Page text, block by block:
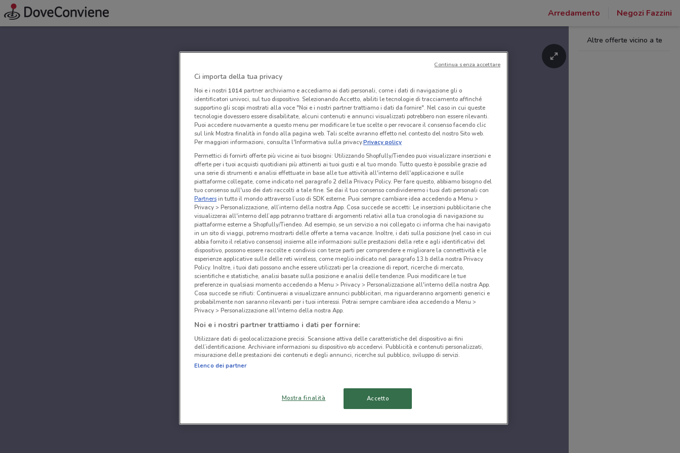
Arredamento Negozi Fazzini
Altre offerte vicino a te
Ci importa della tua privacy
Noi e i nostri 1014partner archiviamo e accediamo ai dati personali, come i dati di navigazione gli o
identificatori univoci, sul tuo dispositivo. Selezionando Accetto, abiliti le tecnologie di tracciamento affinché
supportino gli scopi mostrati alla voce "Noi e i nostri partner trattiamo i dati da fornire". Nel caso in cui queste
tecnologie dovessero essere disabilitate, alcuni contenuti e annunci visualizzati potrebbero non essere rilevanti.
Puoi accedere nuovamente a questo menu per modificare le tue scelte o per revocare il consenso facendo clic
sul link Mostra finalità in fondo alla pagina web. Tali scelte avranno effetto nel contesto del nostro Sito web.
Per maggiori informazioni, consulta l'Informativa sulla privacy.Privacy policy
Permettici di fornirti offerte più vicine ai tuoi bisogni: Utilizzando Shopfully/Tiendeo puoi visualizzare inserzioni e
offerte per i tuoi acquisti quotidiani più attinenti ai tuoi gusti e al tuo mondo. Tutto questo è possibile grazie ad
una serie di strumenti e analisi effettuate in base alle tue attività all'interno dell'applicazione e sulle
piattaforme collegate, come indicato nel paragrafo 2 della Privacy Policy. Per fare questo, abbiamo bisogno del
tuo consenso sull'uso dei dati raccolti a tale fine. Se dai il tuo consenso condivideremo i tuoi dati personali con
Partnersin tutto il mondo attraverso l’uso di SDK esterne. Puoi sempre cambiare idea accedendo a Menu >
Privacy > Personalizzazione, all’interno della nostra App. Cosa succede se accetti: Le inserzioni pubblicitarie che
visualizzerai all'interno dell’app potranno trattare di argomenti relativi alla tua cronologia di navigazione su
piattaforme esterne a Shopfully/Tiendeo. Ad esempio, se un servizio a noi collegato ci informa che hai navigato
in un sito di viaggi, potremo mostrarti delle offerte a tema vacanze. Inoltre, i dati sulla posizione (nel caso in cui
abbia fornito il relativo consenso) insieme alle informazioni sulle prestazioni della rete e agli identificativi del
dispositivo, possono essere raccolte e condivisi con terze parti per comprendere e migliorare la connettività e le
esperienze applicative sulle delle reti wireless, come meglio indicato nel paragrafo 13.b della nostra Privacy
Policy. Inoltre, i tuoi dati possono anche essere utilizzati per la creazione di report, ricerche di mercato,
scientifiche e statistiche, analisi basate sulla posizione e analisi delle tendenze. Puoi modificare le tue
preferenze in qualsiasi momento accedendo a Menu > Privacy > Personalizzazione all'interno della nostra App.
Cosa succede se rifiuti: Continuerai a visualizzare annunci pubblicitari, ma riguarderanno argomenti generici e
probabilmente non saranno rilevanti per i tuoi interessi. Potrai sempre cambiare idea accedendo a Menu >
Privacy > Personalizzazione all'interno della nostra App.
Noi e i nostri partner trattiamo i dati per fornire:
Utilizzare dati di geolocalizzazione precisi. Scansione attiva delle caratteristiche del dispositivo ai fini
dell’identificazione. Archiviare informazioni su dispositivo e/o accedervi. Pubblicità e contenuti personalizzati,
misurazione delle prestazioni dei contenuti e degli annunci, ricerche sul pubblico, sviluppo di servizi.
Elenco dei partner
Mostra finalità Accetto
Continua senza accettare